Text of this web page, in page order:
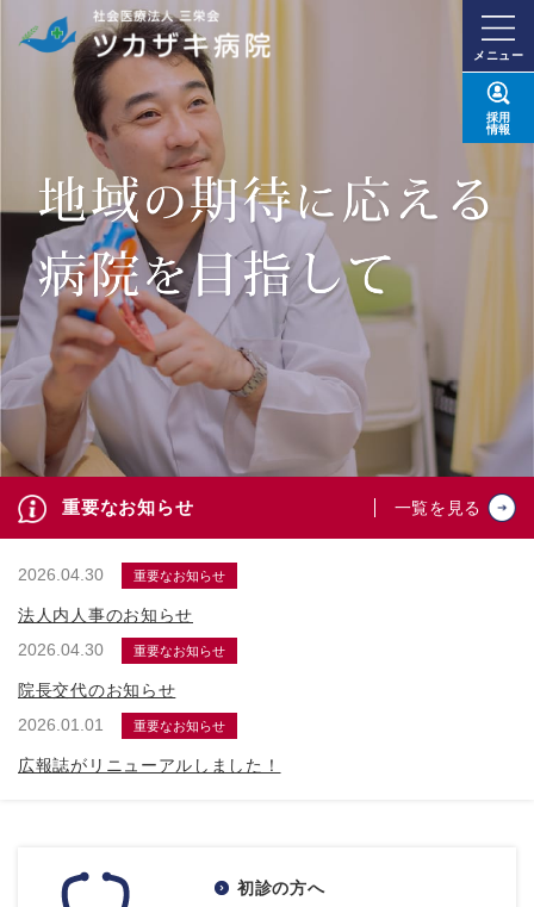
メニュー
採用
情報
重要なお知らせ 一覧を見る
2026.04.30 重要なお知らせ
法人内人事のお知らせ
2026.04.30
重要なお知らせ
院長交代のお知らせ
2026.01.01
重要なお知らせ
広報誌がリニューアルしました！
初診の方へ